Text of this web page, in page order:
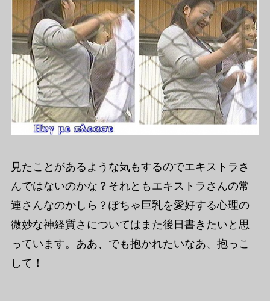
見たことがあるような気もするのでエキストラさ
んではないのかな？それともエキストラさんの常
連さんなのかしら？ぽちゃ巨乳を愛好する心理の
微妙な神経質さについてはまた後日書きたいと思
っています。ああ、でも抱かれたいなあ、抱っこ
して！